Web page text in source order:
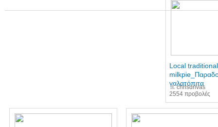
2554 προβολές
Local traditional
γαλατόπιτα
chrisdrivas